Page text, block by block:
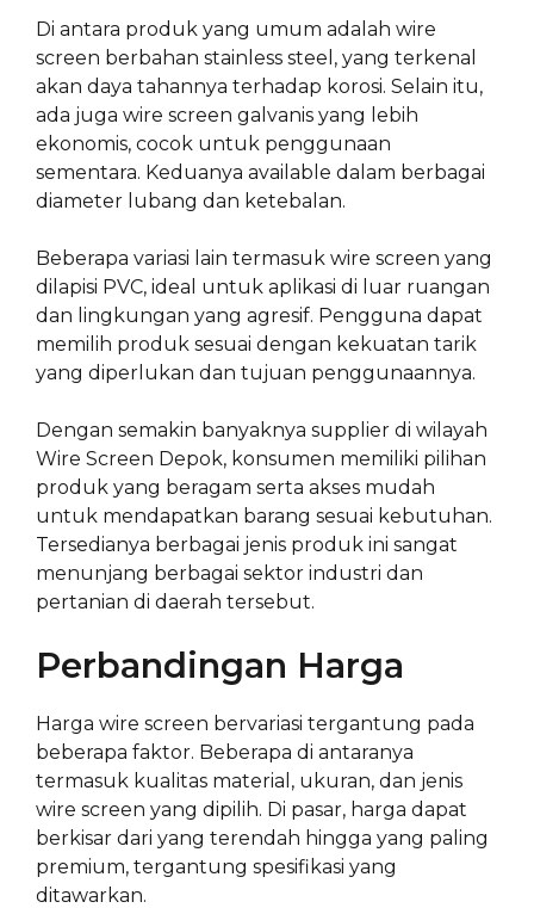
Di antara produk yang umum adalah wire
screen berbahan stainless steel, yang terkenal
akan daya tahannya terhadap korosi. Selain itu,
ada juga wire screen galvanis yang lebih
ekonomis, cocok untuk penggunaan
sementara. Keduanya available dalam berbagai
diameter lubang dan ketebalan.
Beberapa variasi lain termasuk wire screen yang
dilapisi PVC, ideal untuk aplikasi di luar ruangan
dan lingkungan yang agresif. Pengguna dapat
memilih produk sesuai dengan kekuatan tarik
yang diperlukan dan tujuan penggunaannya.
Dengan semakin banyaknya supplier di wilayah
Wire Screen Depok, konsumen memiliki pilihan
produk yang beragam serta akses mudah
untuk mendapatkan barang sesuai kebutuhan.
Tersedianya berbagai jenis produk ini sangat
menunjang berbagai sektor industri dan
pertanian di daerah tersebut.
Perbandingan Harga
Harga wire screen bervariasi tergantung pada
beberapa faktor. Beberapa di antaranya
termasuk kualitas material, ukuran, dan jenis
wire screen yang dipilih. Di pasar, harga dapat
berkisar dari yang terendah hingga yang paling
premium, tergantung spesifikasi yang
ditawarkan.